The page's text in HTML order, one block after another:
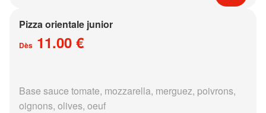
Pizza orientale junior
Dès 11.00 €
Base sauce tomate, mozzarella, merguez, poivrons,
oignons, olives, oeuf